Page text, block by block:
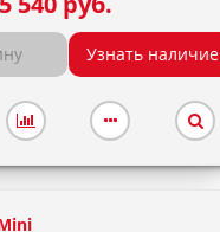
Узнать наличие